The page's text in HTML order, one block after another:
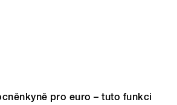
pro euro – tuto funkci